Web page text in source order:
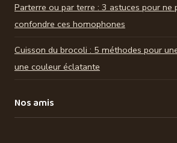
Parterre ou par terre : 3 astuces pour ne
confondre ces homophones
Cuisson du brocoli : 5 méthodes pour
une couleur éclatante
Nos amis